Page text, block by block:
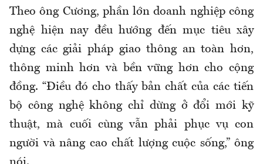
Theo ông Cương, phần lớn doanh nghiệp công
nghệ hiện nay đều hướng đến mục tiêu xây
dựng các giải pháp giao thông an toàn hơn,
thông minh hơn và bền vững hơn cho cộng
đồng. “Điều đó cho thấy bản chất của các tiến
bộ công nghệ không chỉ dừng ở đổi mới kỹ
thuật, mà cuối cùng vẫn phải phục vụ con
người và nâng cao chất lượng cuộc sống,” ông